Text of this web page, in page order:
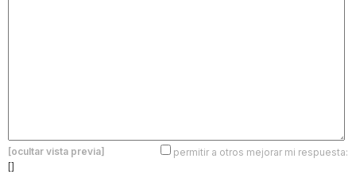
[ocultar vista previa]
permitir a otros mejorar mi respuesta:
[]